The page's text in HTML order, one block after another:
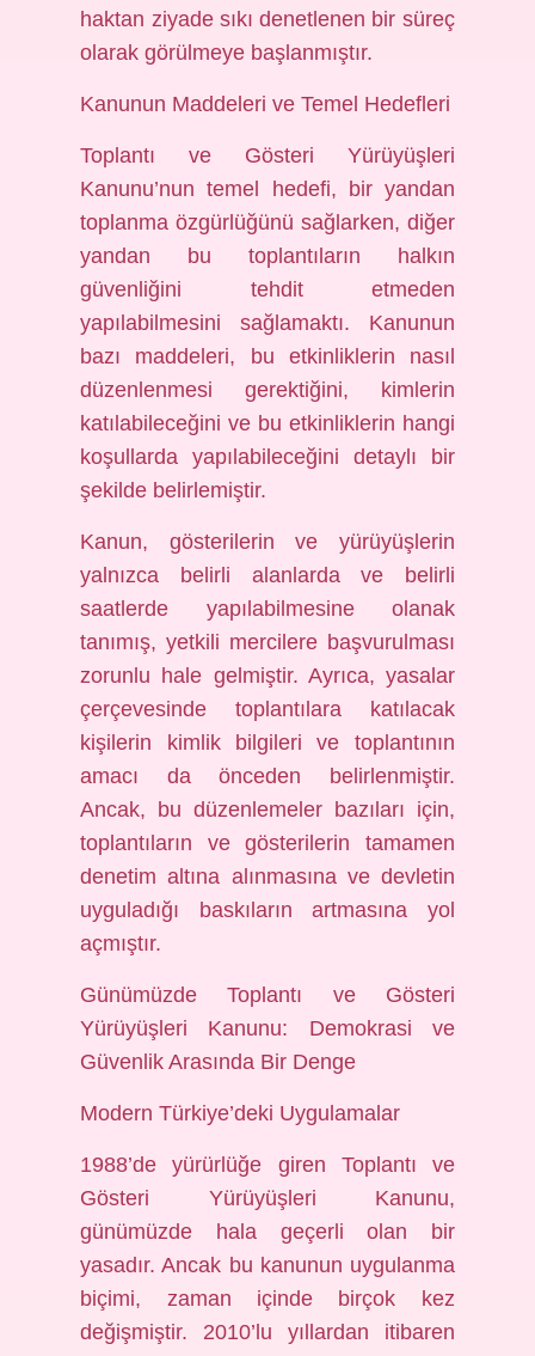
haktan ziyade sıkı denetlenen bir süreç
olarak görülmeye başlanmıştır.
Kanunun Maddeleri ve Temel Hedefleri
Toplantı ve Gösteri Yürüyüşleri
Kanunu’nun temel hedefi, bir yandan
toplanma özgürlüğünü sağlarken, diğer
yandan bu toplantıların halkın
güvenliğini tehdit etmeden
yapılabilmesini sağlamaktı. Kanunun
bazı maddeleri, bu etkinliklerin nasıl
düzenlenmesi gerektiğini, kimlerin
katılabileceğini ve bu etkinliklerin hangi
koşullarda yapılabileceğini detaylı bir
şekilde belirlemiştir.
Kanun, gösterilerin ve yürüyüşlerin
yalnızca belirli alanlarda ve belirli
saatlerde yapılabilmesine olanak
tanımış, yetkili mercilere başvurulması
zorunlu hale gelmiştir. Ayrıca, yasalar
çerçevesinde toplantılara katılacak
kişilerin kimlik bilgileri ve toplantının
amacı da önceden belirlenmiştir.
Ancak, bu düzenlemeler bazıları için,
toplantıların ve gösterilerin tamamen
denetim altına alınmasına ve devletin
uyguladığı baskıların artmasına yol
açmıştır.
Günümüzde Toplantı ve Gösteri
Yürüyüşleri Kanunu: Demokrasi ve
Güvenlik Arasında Bir Denge
Modern Türkiye’deki Uygulamalar
1988’de yürürlüğe giren Toplantı ve
Gösteri Yürüyüşleri Kanunu,
günümüzde hala geçerli olan bir
yasadır. Ancak bu kanunun uygulanma
biçimi, zaman içinde birçok kez
değişmiştir. 2010’lu yıllardan itibaren